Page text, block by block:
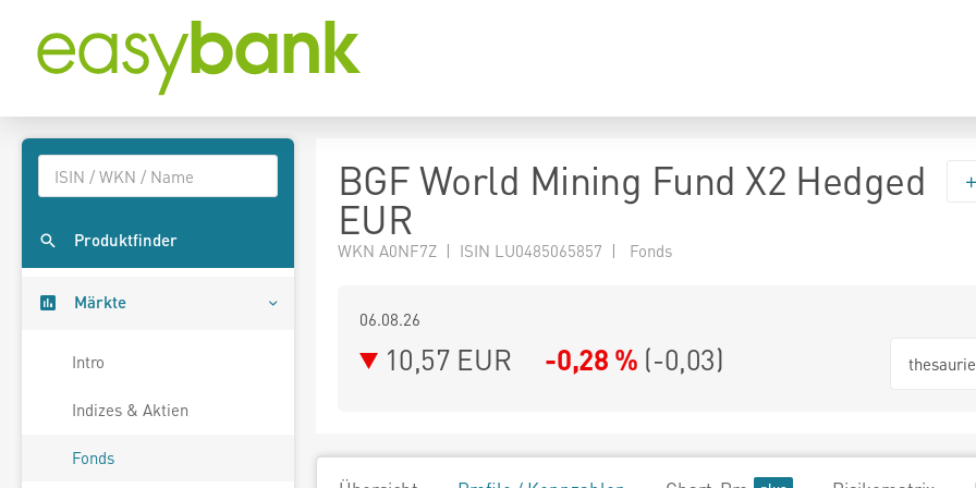
Produktfinder
Märkte
Intro
Indizes & Aktien
Fonds
BGF World Mining Fund X2 Hedged
EUR
WKN A0NF7Z | ISIN LU0485065857 | Fonds
06.08.26
10,57 EUR -0,28 % (-0,03)